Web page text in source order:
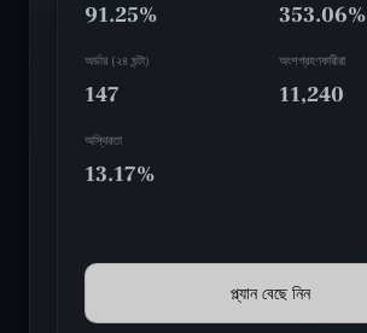
91.25% 353.06%
অর্ডার (২৪ ঘন্টা)
147
অংশগ্রহণকারীরা
11,240
অস্থিরতা
13.17%
প্ল্যান বেছে নিন